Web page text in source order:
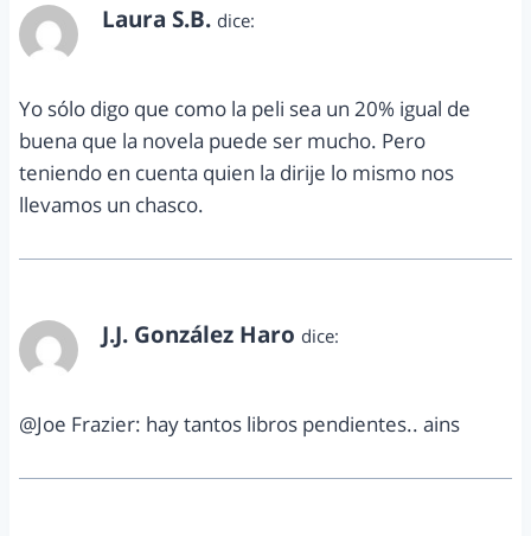
Laura S.B. dice:
Yo sólo digo que como la peli sea un 20% igual de
buena que la novela puede ser mucho. Pero
teniendo en cuenta quien la dirije lo mismo nos
llevamos un chasco.
J.J. González Haro dice:
@Joe Frazier: hay tantos libros pendientes.. ains